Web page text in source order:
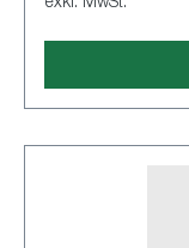
exkl. MwSt.